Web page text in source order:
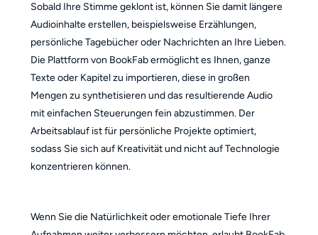
Sobald Ihre Stimme geklont ist, können Sie damit längere
Audioinhalte erstellen, beispielsweise Erzählungen,
persönliche Tagebücher oder Nachrichten an Ihre Lieben.
Die Plattform von BookFab ermöglicht es Ihnen, ganze
Texte oder Kapitel zu importieren, diese in großen
Mengen zu synthetisieren und das resultierende Audio
mit einfachen Steuerungen fein abzustimmen. Der
Arbeitsablauf ist für persönliche Projekte optimiert,
sodass Sie sich auf Kreativität und nicht auf Technologie
konzentrieren können.
Wenn Sie die Natürlichkeit oder emotionale Tiefe Ihrer